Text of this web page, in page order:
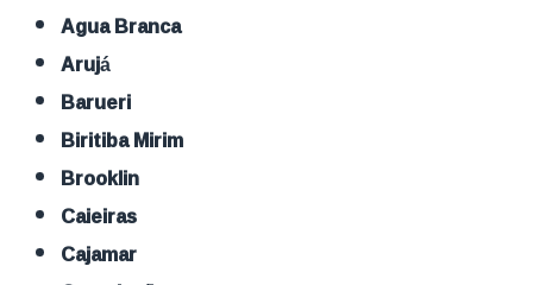
Agua Branca
Arujá
Barueri
Biritiba Mirim
Brooklin
Caieiras
Cajamar